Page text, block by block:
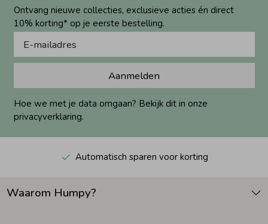
Ontvang nieuwe collecties, exclusieve acties én direct
10% korting* op je eerste bestelling.
Aanmelden
Hoe we met je data omgaan? Bekijk dit in onze
privacyverklaring.
Automatisch sparen voor korting
Waarom Humpy?